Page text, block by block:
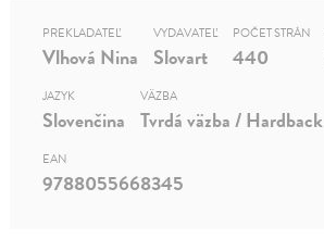
PREKLADATEĽ
Vlhová Nina
VYDAVATEĽ
Slovart
POČET STRÁN
440
JAZYK
Slovenčina
VÄZBA
Tvrdá väzba / Hardback
EAN
9788055668345